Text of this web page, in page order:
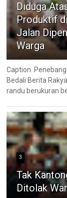
Diduga
Produktif
Jalan
Warga
Caption.
Bedali Berita
randu berukuran
3
Tak
Ditolak